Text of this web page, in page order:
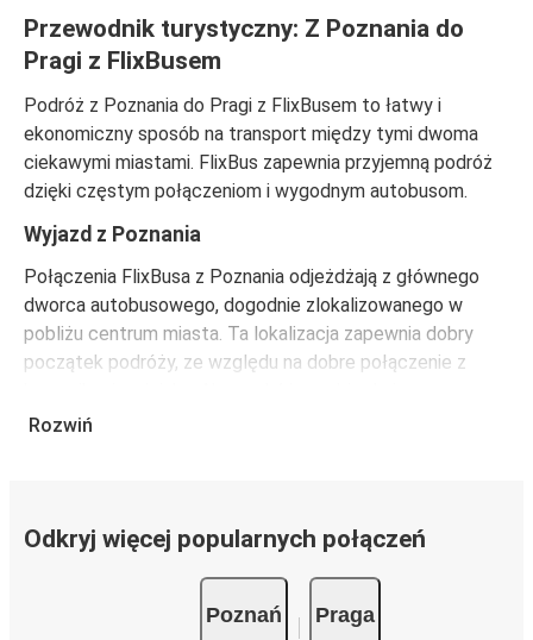
Przewodnik turystyczny: Z Poznania do
Pragi z FlixBusem
Podróż z Poznania do Pragi z FlixBusem to łatwy i
ekonomiczny sposób na transport między tymi dwoma
ciekawymi miastami. FlixBus zapewnia przyjemną podróż
dzięki częstym połączeniom i wygodnym autobusom.
Wyjazd z Poznania
Połączenia FlixBusa z Poznania odjeżdżają z głównego
dworca autobusowego, dogodnie zlokalizowanego w
pobliżu centrum miasta. Ta lokalizacja zapewnia dobry
początek podróży, ze względu na dobre połączenie z
sprawniej, zaplanuj przybycie co najmniej 15 minut przed
FlixBus zatrzymuje się w różnych miejscach w Pradze,
publicznego w Pradze, obsługiwana przez Dopravní podnik
Rozwiń
Odkryj więcej popularnych połączeń
Poznań Praga